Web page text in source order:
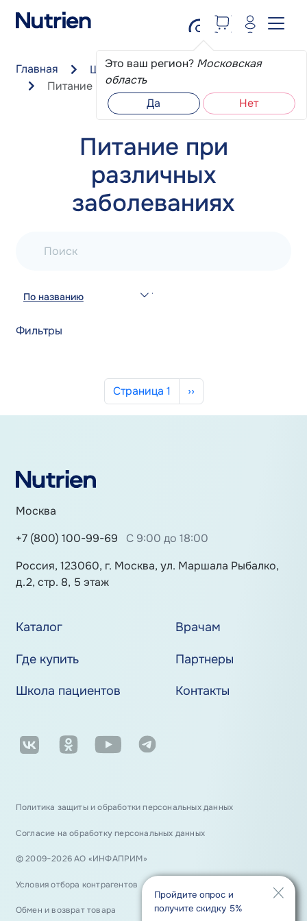
Это ваш регион? Московская
область
Да
Нет
Главная
Школа пациента
Питание при различных заболеваниях
Питание при
различных
заболеваниях
Поиск
По названию
Фильтры
Нумерация страниц
Страница 1 Следующая страница
››
Пройдите опрос и
получите скидку 5%
Москва
+7 (800) 100-99-69
С 9:00 до 18:00
Россия, 123060, г. Москва, ул. Маршала Рыбалко,
д.2, стр. 8, 5 этаж
Каталог
Врачам
Где купить
Партнеры
Школа пациентов
Контакты
Политика защиты и обработки персональных данных
Согласие на обработку персональных данных
© 2009−2026 АО «ИНФАПРИМ»
Условия отбора контрагентов
Обмен и возврат товара